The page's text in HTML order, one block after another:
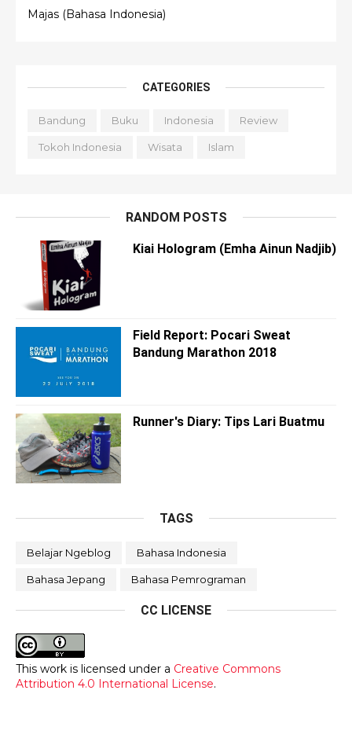
Majas (Bahasa Indonesia)
CATEGORIES
Bandung Buku Indonesia Review
Tokoh Indonesia Wisata Islam
RANDOM POSTS
Kiai Hologram (Emha Ainun Nadjib)
Field Report: Pocari Sweat
Bandung Marathon 2018
Runner's Diary: Tips Lari Buatmu
TAGS
Belajar Ngeblog Bahasa Indonesia
Bahasa Jepang Bahasa Pemrograman
CC LICENSE
This work is licensed under a Creative Commons
Attribution 4.0 International License.